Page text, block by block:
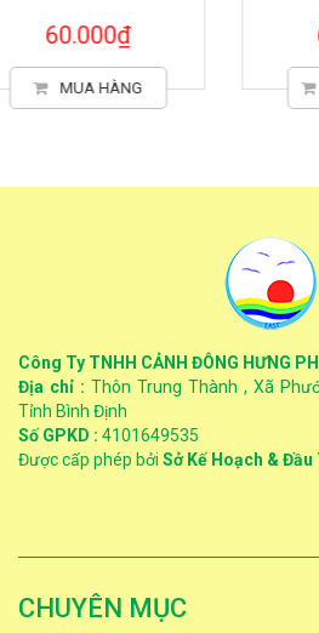
65.000₫
CHỌN HÀNG
Công Ty TNHH CẢNH ĐÔNG HƯNG
Địa chỉ : Thôn Trung Thành , Xã
Tỉnh Bình Định
Số GPKD : 4101649535
Được cấp phép bởi Sở Kế Hoạch &
CHUYÊN MỤC